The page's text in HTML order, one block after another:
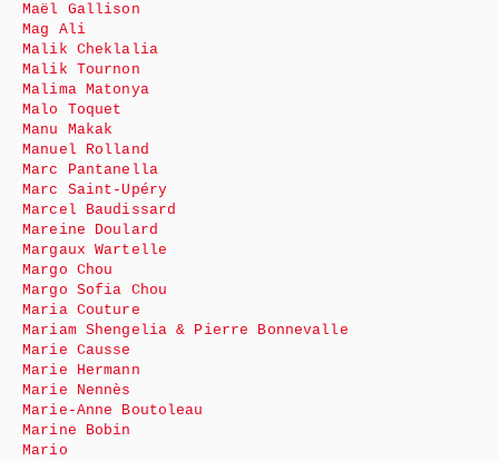
Maël Gallison
Mag Ali
Malik Cheklalia
Malik Tournon
Malima Matonya
Malo Toquet
Manu Makak
Manuel Rolland
Marc Pantanella
Marc Saint-Upéry
Marcel Baudissard
Mareine Doulard
Margaux Wartelle
Margo Chou
Margo Sofia Chou
Maria Couture
Mariam Shengelia & Pierre Bonnevalle
Marie Causse
Marie Hermann
Marie Nennès
Marie-Anne Boutoleau
Marine Bobin
Mario